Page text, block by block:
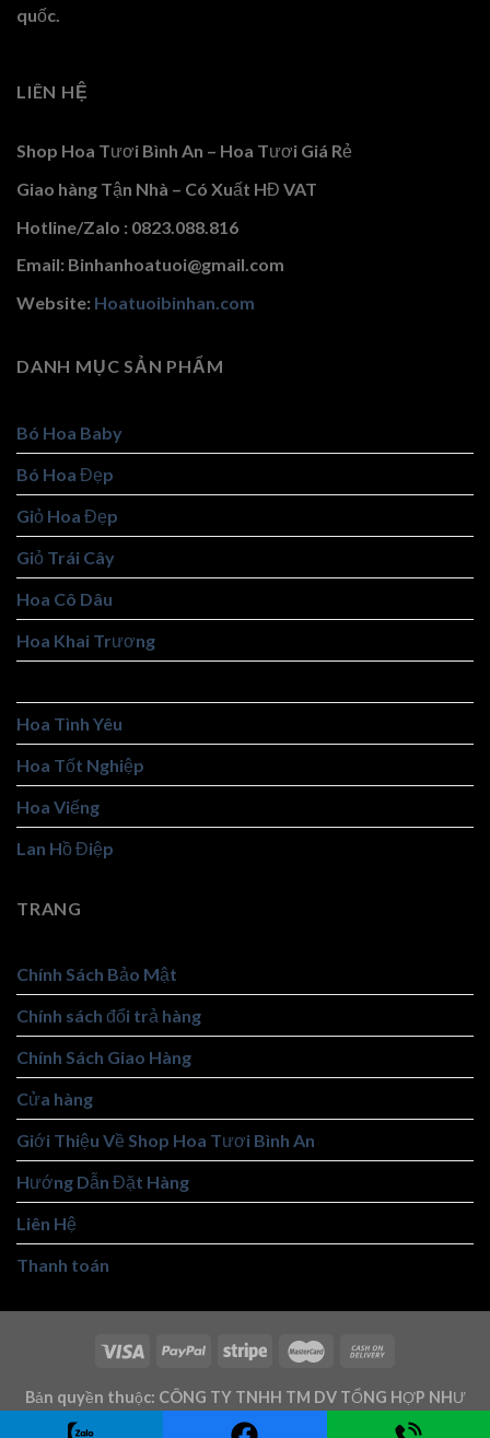
quốc.
LIÊN HỆ
Shop Hoa Tươi Bình An – Hoa Tươi Giá Rẻ
Giao hàng Tận Nhà – Có Xuất HĐ VAT
Hotline/Zalo : 0823.088.816
Email: Binhanhoatuoi@gmail.com
Website: Hoatuoibinhan.com
DANH MỤC SẢN PHẨM
Bó Hoa Baby
Bó Hoa Đẹp
Giỏ Hoa Đẹp
Giỏ Trái Cây
Hoa Cô Dâu
Hoa Khai Trương
Hoa Tình Yêu
Hoa Tốt Nghiệp
Hoa Viếng
Lan Hồ Điệp
TRANG
Chính Sách Bảo Mật
Chính sách đổi trả hàng
Chính Sách Giao Hàng
Cửa hàng
Giới Thiệu Về Shop Hoa Tươi Bình An
Hướng Dẫn Đặt Hàng
Liên Hệ
Thanh toán
Bản quyền thuộc: CÔNG TY TNHH TM DV TỔNG HỢP NHƯ
TRUNG - Mst: 3101146219